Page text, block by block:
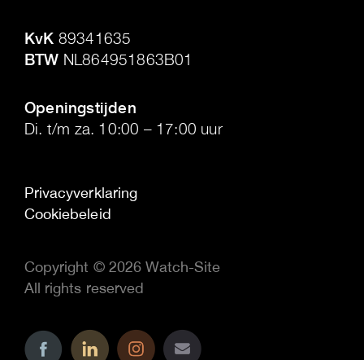
KvK 89341635
BTW NL864951863B01
Openingstijden
Di. t/m za. 10:00 – 17:00 uur
Privacyverklaring
Cookiebeleid
Copyright © 2026 Watch-Site
All rights reserved